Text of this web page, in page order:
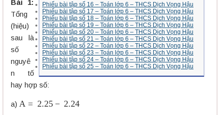
Phiếu bài tập số 16 – Toán lớp 6 – THCS Dịch Vọng Hậu
Phiếu bài tập số 17 – Toán lớp 6 – THCS Dịch Vọng Hậu
Phiếu bài tập số 18 – Toán lớp 6 – THCS Dịch Vọng Hậu
Phiếu bài tập số 19 – Toán lớp 6 – THCS Dịch Vọng Hậu
Phiếu bài tập số 20 – Toán lớp 6 – THCS Dịch Vọng Hậu
Phiếu bài tập số 21 – Toán lớp 6 – THCS Dịch Vọng Hậu
Phiếu bài tập số 22 – Toán lớp 6 – THCS Dịch Vọng Hậu
Phiếu bài tập số 23 – Toán lớp 6 – THCS Dịch Vọng Hậu
Phiếu bài tập số 24 – Toán lớp 6 – THCS Dịch Vọng Hậu
Phiếu bài tập số 25 – Toán lớp 6 – THCS Dịch Vọng Hậu
Bài 1:
Tổng
(hiệu)
sau là
số
nguyê
n tố
hay hợp số:
a) A 2.25− 2.24